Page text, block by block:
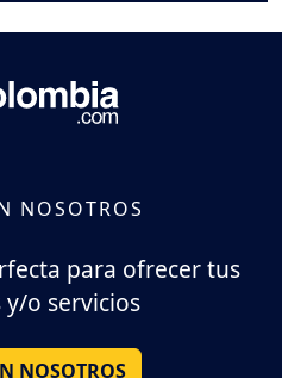
NOSOTROS
para ofrecer tus
o servicios
NOSOTROS